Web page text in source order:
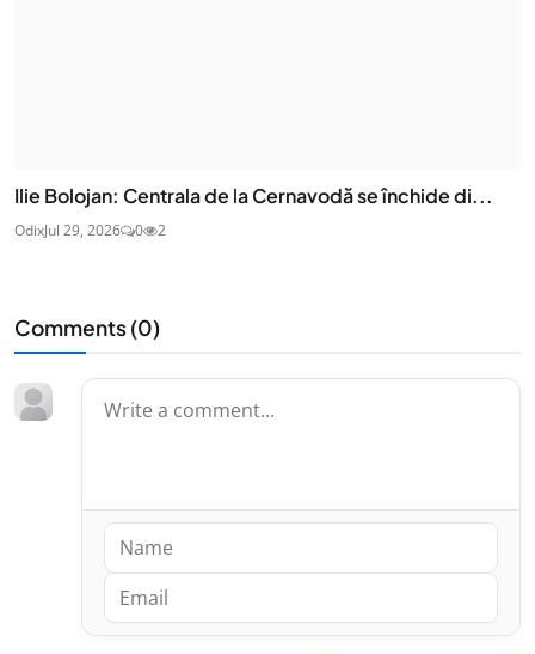
Ilie Bolojan: Centrala de la Cernavodă se închide di...
OdixJul 29, 2026 0 2
Comments (0)